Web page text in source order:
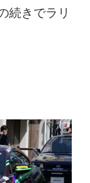
続きでラリ